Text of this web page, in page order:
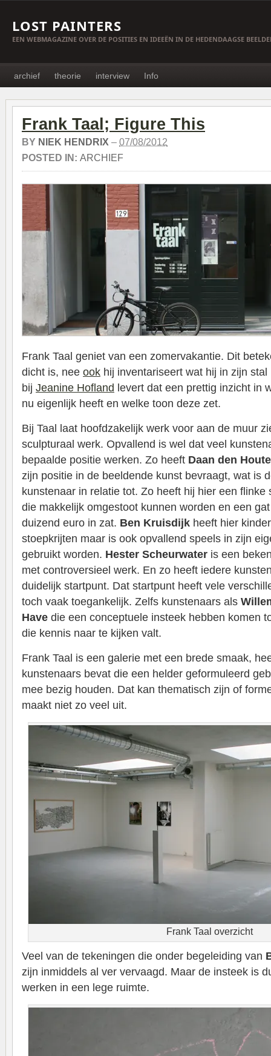
LOST PAINTERS
EEN WEBMAGAZINE OVER DE POSITIES EN IDEEËN IN DE HEDENDAAGSE
archief theorie interview Info
Frank Taal; Figure This
BY NIEK HENDRIX – 07/08/2012
POSTED IN: ARCHIEF
Frank Taal geniet van een zomervakantie. Dit
dicht is, nee ook hij inventariseert wat hij in zijn
bij Jeanine Hofland levert dat een prettig inzicht in
nu eigenlijk heeft en welke toon deze zet.
Bij Taal laat hoofdzakelijk werk voor aan de muur
sculpturaal werk. Opvallend is wel dat veel
bepaalde positie werken. Zo heeft Daan den
zijn positie in de beeldende kunst bevraagt, wat is
kunstenaar in relatie tot. Zo heeft hij hier een
die makkelijk omgestoot kunnen worden en een
duizend euro in zat. Ben Kruisdijk heeft hier
stoepkrijten maar is ook opvallend speels in zijn
gebruikt worden. Hester Scheurwater is een
met controversieel werk. En zo heeft iedere
duidelijk startpunt. Dat startpunt heeft vele
toch vaak toegankelijk. Zelfs kunstenaars als
Have die een conceptuele insteek hebben komen
die kennis naar te kijken valt.
Frank Taal is een galerie met een brede smaak,
kunstenaars bevat die een helder geformuleerd
mee bezig houden. Dat kan thematisch zijn of
maakt niet zo veel uit.
Frank Taal overzicht
Veel van de tekeningen die onder begeleiding van
zijn inmiddels al ver vervaagd. Maar de insteek is
werken in een lege ruimte.